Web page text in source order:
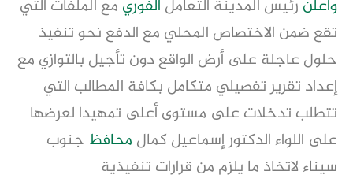
وأعلن رئيس المدينة التعامل الفوري مع الملفات التي
تقع ضمن الاختصاص المحلي مع الدفع نحو تنفيذ
حلول عاجلة على أرض الواقع دون تأجيل بالتوازي مع
إعداد تقرير تفصيلي متكامل بكافة المطالب التي
تتطلب تدخلات على مستوى أعلى تمهيدا لعرضها
على اللواء الدكتور إسماعيل كمال محافظ جنوب
سيناء لاتخاذ ما يلزم من قرارات تنفيذية